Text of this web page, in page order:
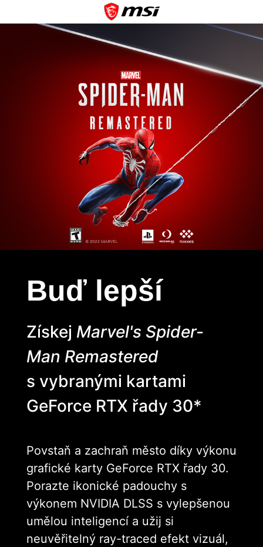
Buď lepší
Získej Marvel's Spider-
Man Remastered
s vybranými kartami
GeForce RTX řady 30*
Povstaň a zachraň město díky výkonu
grafické karty GeForce RTX řady 30.
Porazte ikonické padouchy s
výkonem NVIDIA DLSS s vylepšenou
umělou inteligencí a užij si
neuvěřitelný ray-traced efekt vizuál,